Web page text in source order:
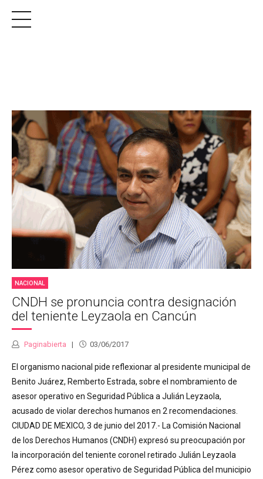
NACIONAL
CNDH se pronuncia contra designación
del teniente Leyzaola en Cancún
Paginabierta 03/06/2017
El organismo nacional pide reflexionar al presidente municipal de
Benito Juárez, Remberto Estrada, sobre el nombramiento de
asesor operativo en Seguridad Pública a Julián Leyzaola,
acusado de violar derechos humanos en 2 recomendaciones.
CIUDAD DE MEXICO, 3 de junio del 2017.- La Comisión Nacional
de los Derechos Humanos (CNDH) expresó su preocupación por
la incorporación del teniente coronel retirado Julián Leyzaola
Pérez como asesor operativo de Seguridad Pública del municipio